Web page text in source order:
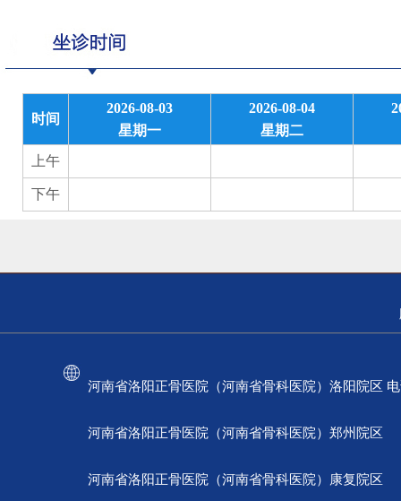
时间
2026-08-03
星期一
2026-08-04
星期二
上午
下午
河南省洛阳正骨医院（河南省骨科医院）洛阳院区
河南省洛阳正骨医院（河南省骨科医院）郑州院区
河南省洛阳正骨医院（河南省骨科医院）康复院区